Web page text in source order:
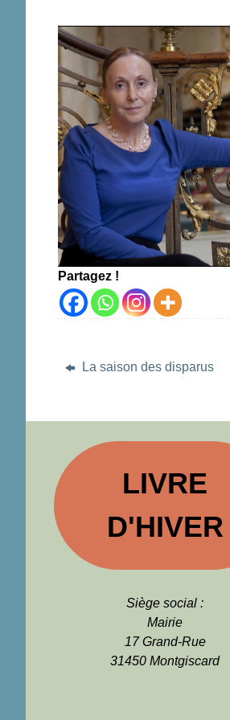
Partagez !
La saison des disparus
LIVRE
D'HIVER
Siège social :
Mairie
17 Grand-Rue
31450 Montgiscard